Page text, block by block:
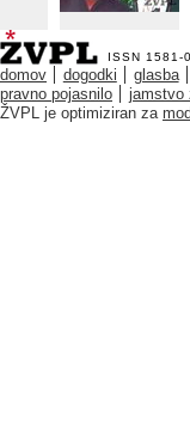
ISSN 1581-
domov dogodki glasba
pravno pojasnilo
jamstvo
ŽVPL je optimiziran za